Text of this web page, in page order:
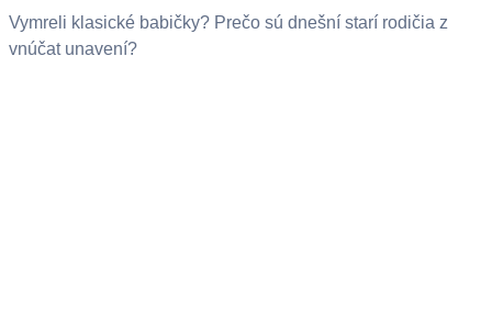
Vymreli klasické babičky? Prečo sú dnešní starí rodičia z
vnúčat unavení?